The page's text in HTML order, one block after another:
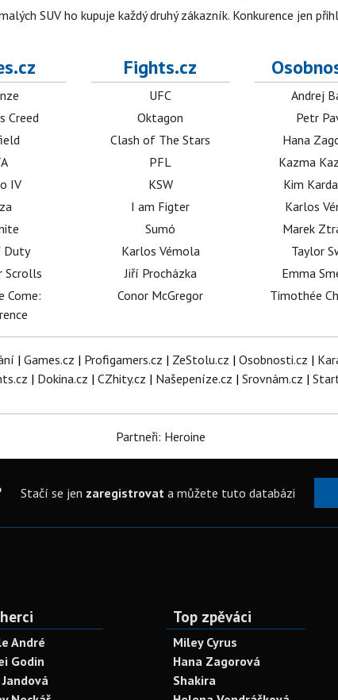
SUV ho kupuje každý druhý zákazník. Konkurence jen
Creed
IV
Duty
Scrolls
Come:
Fights.cz
UFC
Oktagon
Clash of The Stars
PFL
KSW
I am Figter
Sumó
Karlos Vémola
Jiří Procházka
Conor McGregor
Andrej
Petr
Hana
Kazma
Kim
Karlos
Marek
Taylor
Emma
Timothée
| Games.cz | Profigamers.cz | ZeStolu.cz | Osobnosti.cz |
| Dokina.cz | CZhity.cz | Našepeníze.cz | Srovnám.cz |
Partneři: Heroine
Stačí se jen zaregistrovata můžete tuto databázi
André
Godin
Top zpěváci
Miley Cyrus
Hana Zagorová
Shakira